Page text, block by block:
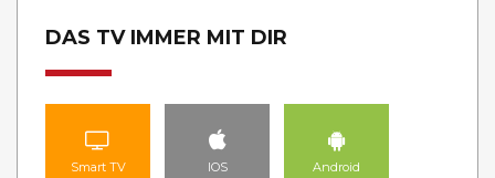
DAS TV IMMER MIT DIR
Smart TV IOS Android